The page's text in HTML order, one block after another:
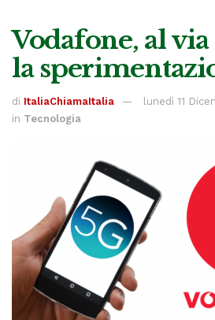
Vodafone, al
la
di ItaliaChiamaItalia
lunedì 11
in Tecnologia